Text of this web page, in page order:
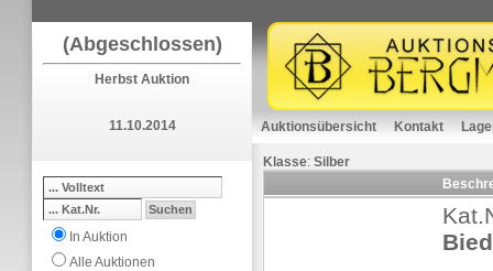
(Abgeschlossen)
Herbst Auktion
11.10.2014
In Auktion
Alle Auktionen
Auktionsübersicht Kontakt
Klasse: Silber